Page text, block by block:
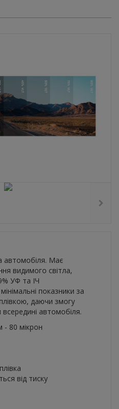
автомобіля. Має
видимого світла,
УФ та ІЧ
показники за
даючи змогу
автомобіля.
- 80 мікрон
від тиску